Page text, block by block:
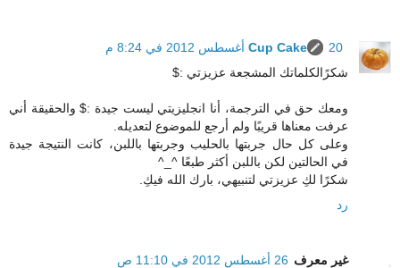
Cup Cake
20 أغسطس 2012 في 8:24 م
شكرًالكلماتك المشجعة عزيزتي :$
ومعك حق في الترجمة، أنا انجليزيتي ليست جيدة :$ والحقيقة أني
عرفت معناها قريبًا ولم أرجع للموضوع لتعديله.
وعلى كل حال جربتها بالحليب وجربتها باللبن، كانت النتيجة جيدة
في الحالتين لكن باللبن أكثر طبعًا ^_^
شكرًا لكِ عزيزتي لتنبيهي، بارك الله فيكِ.
رد
غير معرف 26 أغسطس 2012 في 11:10 ص